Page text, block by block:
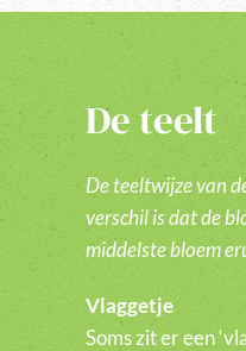
De teelt
De teeltwijze van
verschil is dat de
middelste bloem
Vlaggetje
Soms zit er een